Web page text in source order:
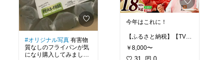
#オリジナル写真 有害物
質なしのフライパンが気
になり購入してみまし
今年はこれに！
【ふるさと納税】【TVで
紹介されました】発送時
期 選べる 訳あり 国産 牛
肉 切り落とし 定期便 国
￥8,000〜